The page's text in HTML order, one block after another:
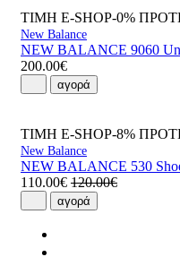
ΤΙΜΗ E-SHOP-0%
New Balance
NEW BALANCE 9060
200.00€
αγορά
ΤΙΜΗ E-SHOP-8%
New Balance
NEW BALANCE 530
110.00€ 120.00€
αγορά